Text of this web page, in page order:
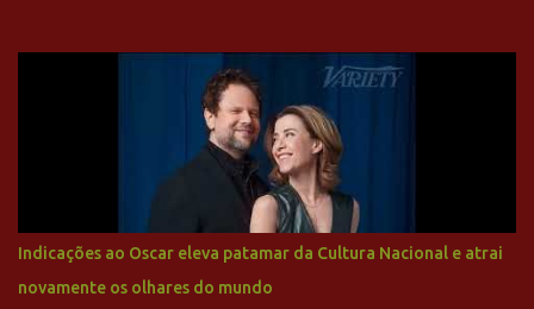
Paraná ampliou a vantagem aos 21 minutos. Éverton Garroni
desviou cruzamento de cabeça e, mesmo de costas, incidiu o canto
direito de Harlei. O goleiro esmeraldino se esticou e até tocou na
bola, mas não o suficiente para desviar sua trajetória. O ataque do
Goiás era nulo, tanto que o Paraná seguiu em cima. Aos 32
minutos, Jefferson cabeceou e Harlei fez grande defesa. Seis
minutos depois, Wellington encheu o pé e quase surpreendeu o
goleiro rival, que novamente defendeu. No fim, Jefferson teve
outra boa chance, mas parou no goleiro. Gol para matar espera...
Indicações ao Oscar eleva patamar da Cultura Nacional e atrai
novamente os olhares do mundo